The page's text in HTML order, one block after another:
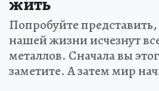
Попробуйте
нашей жизни исчезнут
металлов. Сначала вы
заметите. А затем мир